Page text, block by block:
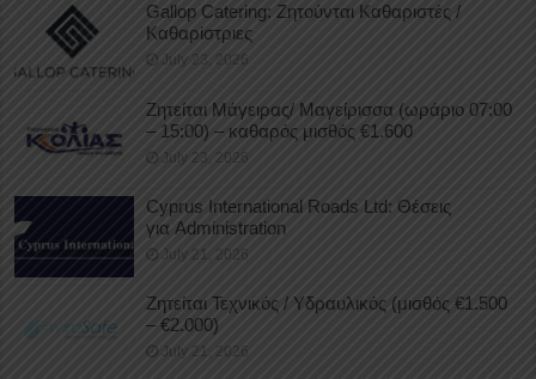
Gallop Catering: Ζητούνται Καθαριστές /
Καθαρίστριες
July 23, 2026
Ζητείται Μάγειρας/ Μαγείρισσα (ωράριο 07:00
– 15:00) – καθαρός μισθός €1.600
July 23, 2026
Cyprus International Roads Ltd: Θέσεις
για Administration
July 21, 2026
Ζητείται Τεχνικός / Υδραυλικός (μισθός €1.500
– €2.000)
July 21, 2026